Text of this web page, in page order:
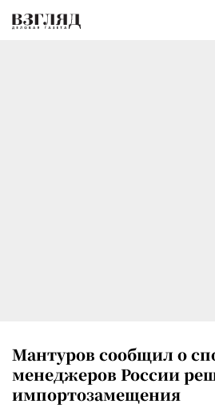
Мантуров сообщил о
менеджеров России
импортозамещения